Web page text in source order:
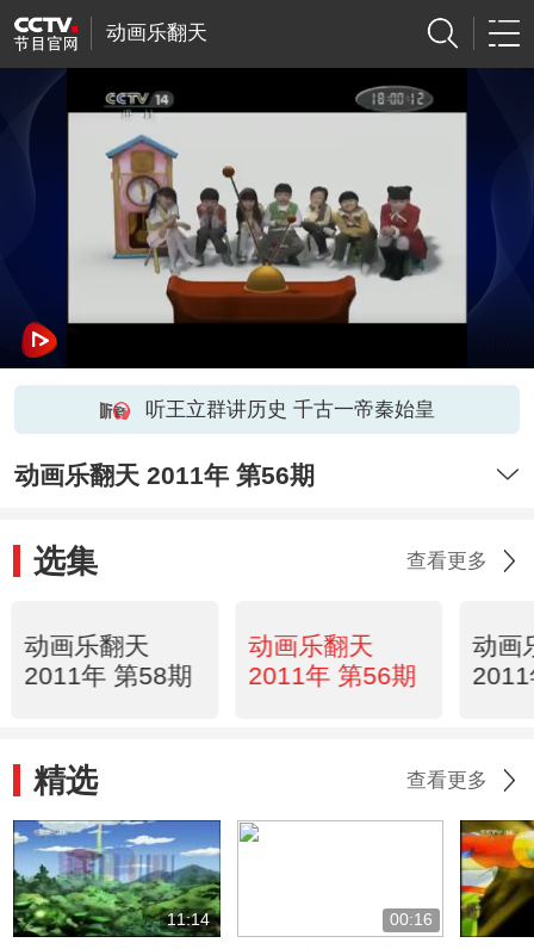
动画乐翻天
听王立群讲历史 千古一帝秦始皇
动画乐翻天 2011年 第56期
选集 查看更多
动画乐翻天
2011年 第58期
动画乐翻天
2011年 第56期
动画
精选 查看更多
11:14 00:16